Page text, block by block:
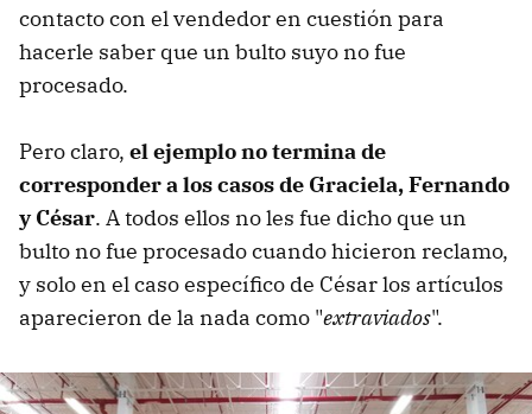
contacto con el vendedor en cuestión para
hacerle saber que un bulto suyo no fue
procesado.
Pero claro, el ejemplo no termina de
corresponder a los casos de Graciela, Fernando
y César. A todos ellos no les fue dicho que un
bulto no fue procesado cuando hicieron reclamo,
y solo en el caso específico de César los artículos
aparecieron de la nada como "extraviados".